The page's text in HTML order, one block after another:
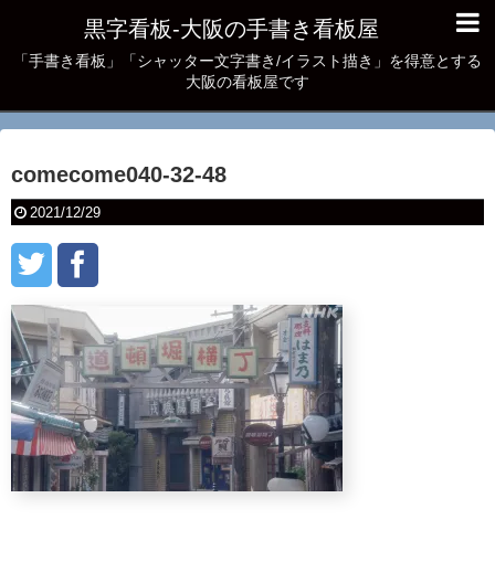
黒字看板‐大阪の手書き看板屋
「手書き看板」「シャッター文字書き/イラスト描き」を得意とする
大阪の看板屋です
comecome040-32-48
2021/12/29